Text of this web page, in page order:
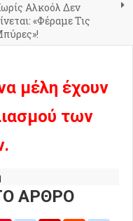
Αλκοόλ Δεν
«Φέραμε Τις
μέλη έχουν
των
ΑΡΘΡΟ